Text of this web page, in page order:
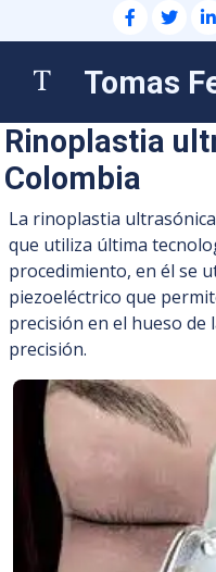
Tomas
Rinoplastia
Colombia
La rinoplastia
que utiliza última
procedimiento, en él se
piezoeléctrico que
precisión en el hueso
precisión.